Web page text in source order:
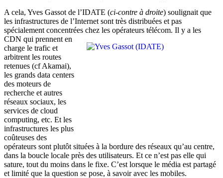
A cela, Yves Gassot de l’IDATE (ci-contre à droite) soulignait que
les infrastructures de l’Internet sont très distribuées et pas
spécialement concentrées chez les opérateurs télécom. Il y a les
CDN qui prennent en
charge le trafic et
arbitrent les routes
retenues (cf Akamai),
les grands data centers
des moteurs de
recherche et autres
réseaux sociaux, les
services de cloud
computing, etc. Et les
infrastructures les plus
coûteuses des
opérateurs sont plutôt situées à la bordure des réseaux qu’au centre,
dans la boucle locale près des utilisateurs. Et ce n’est pas elle qui
sature, tout du moins dans le fixe. C’est lorsque le média est partagé
et limité que la question se pose, à savoir avec les mobiles.